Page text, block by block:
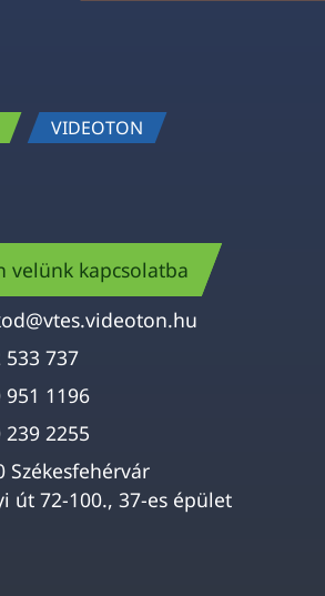
VIDEOTON
velünk kapcsolatba
533 737
951 1196
239 2255
Székesfehérvár
út 72-100., 37-es épület